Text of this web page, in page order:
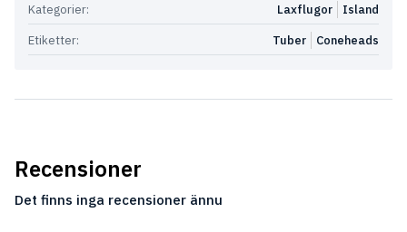
Kategorier: Island
Laxflugor
Etiketter:
Coneheads
Tuber
Recensioner
Det finns inga recensioner ännu